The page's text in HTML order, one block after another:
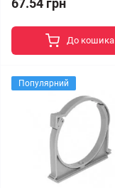
67.54 грн
До кошика
Популярний